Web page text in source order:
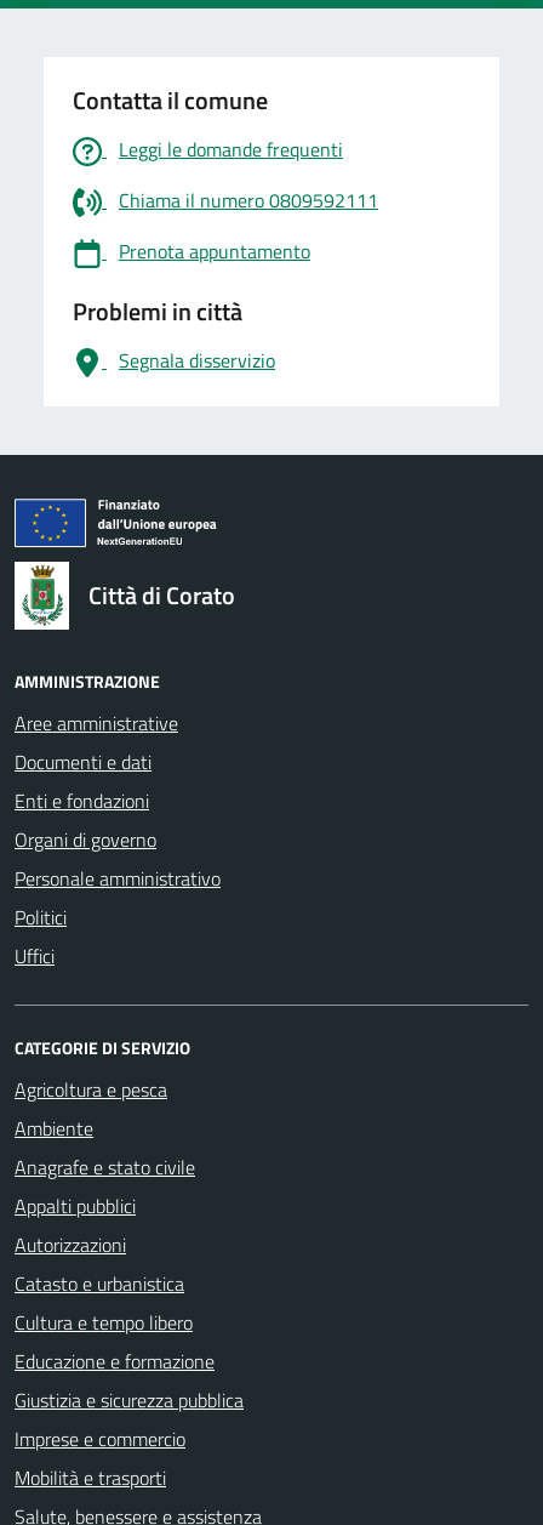
Contatta il comune
Leggi le domande frequenti
Chiama il numero 0809592111
Prenota appuntamento
Problemi in città
Segnala disservizio
logo Unione Europea
Città di Corato
AMMINISTRAZIONE
Aree amministrative
Documenti e dati
Enti e fondazioni
Organi di governo
Personale amministrativo
Politici
Uffici
CATEGORIE DI SERVIZIO
Agricoltura e pesca
Ambiente
Anagrafe e stato civile
Appalti pubblici
Autorizzazioni
Catasto e urbanistica
Cultura e tempo libero
Educazione e formazione
Giustizia e sicurezza pubblica
Imprese e commercio
Mobilità e trasporti
Salute, benessere e assistenza